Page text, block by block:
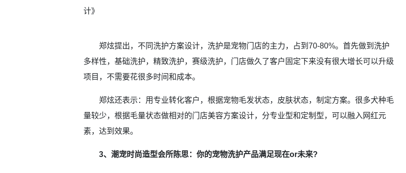
计》
郑炫提出，不同洗护方案设计，洗护是宠物门店的主力，占到70-80%。首先做到洗护
多样性，基础洗护，精致洗护，赛级洗护，门店做久了客户固定下来没有很大增长可以升级
项目，不需要花很多时间和成本。
郑炫还表示：用专业转化客户，根据宠物毛发状态，皮肤状态，制定方案。很多犬种毛
量较少，根据毛量状态做相对的门店美容方案设计，分专业型和定制型，可以融入网红元
素，达到效果。
3、潮宠时尚造型会所陈思：你的宠物洗护产品满足现在or未来?